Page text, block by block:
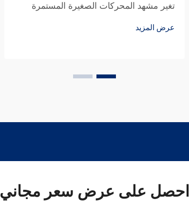
تغير مشهد المحركات الصغيرة المستمرة
مما أحدث ثورة في كل شيء بدءًا من
عرض المزيد
احصل على عرض سعر مجاني